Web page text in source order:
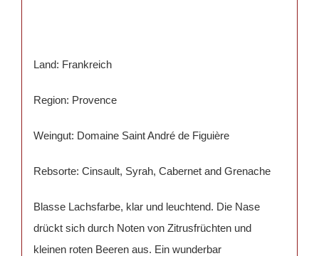
Land: Frankreich
Region: Provence
Weingut: Domaine Saint André de Figuière
Rebsorte: Cinsault, Syrah, Cabernet and Grenache
Blasse Lachsfarbe, klar und leuchtend. Die Nase
drückt sich durch Noten von Zitrusfrüchten und
kleinen roten Beeren aus. Ein wunderbar